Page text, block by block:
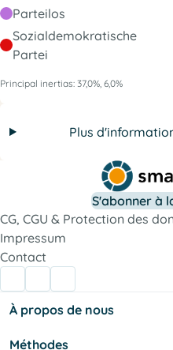
Parteilos
Sozialdemokratische
Partei
Principal inertias: 37,0%, 6,0%
Plus
S'abonner à
CG, CGU & Protection des
Impressum
Contact
À propos de nous
Méthodes